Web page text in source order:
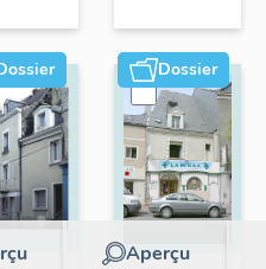
Dossier
Aperçu